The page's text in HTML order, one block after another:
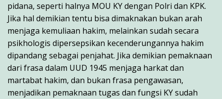
pidana, seperti halnya MOU KY dengan Polri dan KPK.
Jika hal demikian tentu bisa dimaknakan bukan arah
menjaga kemuliaan hakim, melainkan sudah secara
psikhologis dipersepsikan kecenderungannya hakim
dipandang sebagai penjahat. Jika demikian pemaknaan
dari frasa dalam UUD 1945 menjaga harkat dan
martabat hakim, dan bukan frasa pengawasan,
menjadikan pemaknaan tugas dan fungsi KY sudah